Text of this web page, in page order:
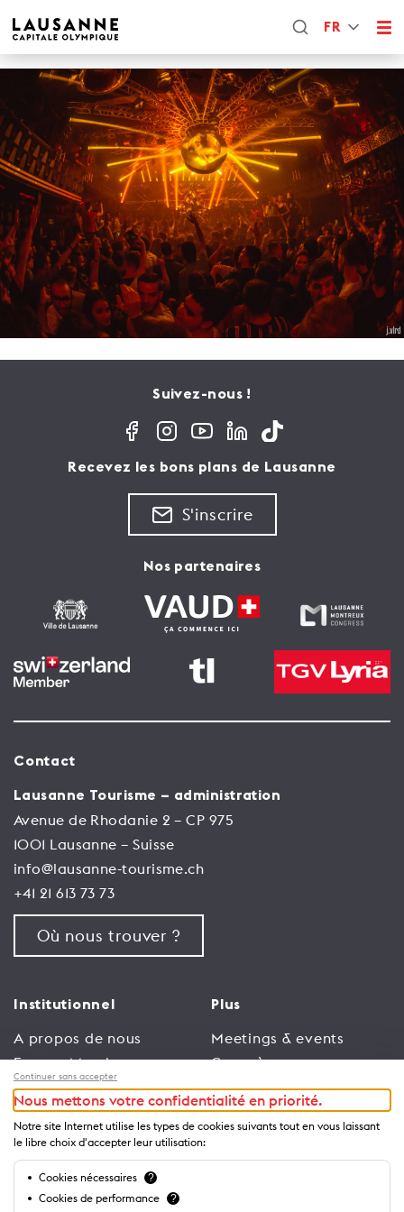
FR
Suivez-nous !
Recevez les bons plans de Lausanne
S'inscrire
Nos partenaires
Contact
Lausanne Tourisme – administration
Avenue de Rhodanie 2 – CP 975
1001 Lausanne – Suisse
info@lausanne-tourisme.ch
+41 21 613 73 73
Où nous trouver ?
Institutionnel
A propos de nous
Espace Membres
Emploi
Conditions générales
d’utilisation
Politique de
confidentialité
Plus
Meetings & events
Congrès
Trade
Espace Médias
Annonceurs
Brochures et guides
Continuer sans accepter
Nous mettons votre confidentialité en priorité.
Notre site Internet utilise les types de cookies suivants tout en vous laissant
le libre choix d'accepter leur utilisation:
Cookies nécessaires ?
Cookies de performance ?